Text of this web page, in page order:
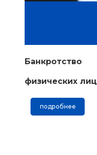
Банкротство
физических лиц
подробнее